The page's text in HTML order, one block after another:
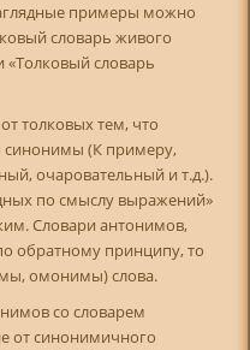
примеры можно
словарь живого
«Толковый словарь
толковых тем, что
синонимы (К примеру,
очаровательный и т.д.).
по смыслу выражений»
Словари антонимов,
обратному принципу, то
омонимы) слова.
со словарем
от синонимичного